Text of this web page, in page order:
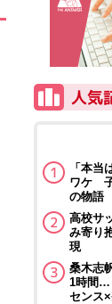
「本
ワケ
の物語
高校サ
み寄り
現
桑木志
1時間…
センス